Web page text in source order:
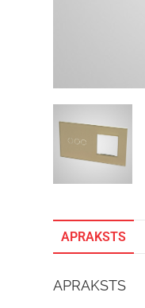
APRAKSTS
APRAKSTS